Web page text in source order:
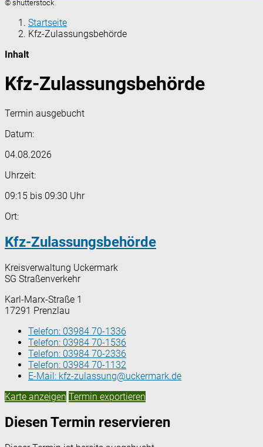
© shutterstock
Startseite
Kfz-Zulassungsbehörde
Inhalt
Kfz-Zulassungsbehörde
Termin ausgebucht
Datum:
04.08.2026
Uhrzeit:
09:15 bis 09:30 Uhr
Ort:
Kfz-Zulassungsbehörde
Kreisverwaltung Uckermark
SG Straßenverkehr
Karl-Marx-Straße 1
17291 Prenzlau
Telefon: 03984 70-1336
Telefon: 03984 70-1536
Telefon: 03984 70-2336
Telefon: 03984 70-1132
E-Mail: kfz-zulassung@uckermark.de
Karte anzeigen Termin exportieren
Diesen Termin reservieren